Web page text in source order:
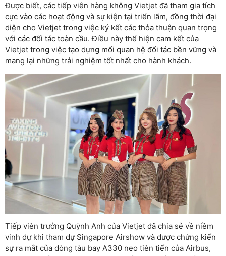
Được biết, các tiếp viên hàng không Vietjet đã tham gia tích
cực vào các hoạt động và sự kiện tại triển lãm, đồng thời đại
diện cho Vietjet trong việc ký kết các thỏa thuận quan trọng
với các đối tác toàn cầu. Điều này thể hiện cam kết của
Vietjet trong việc tạo dựng mối quan hệ đối tác bền vững và
mang lại những trải nghiệm tốt nhất cho hành khách.
Tiếp viên trưởng Quỳnh Anh của Vietjet đã chia sẻ về niềm
vinh dự khi tham dự Singapore Airshow và được chứng kiến
sự ra mắt của dòng tàu bay A330 neo tiên tiến của Airbus,